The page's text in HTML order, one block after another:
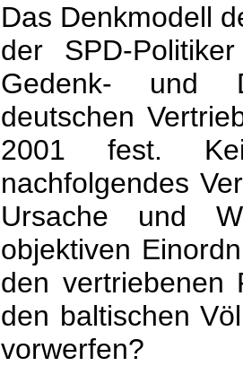
Das Denkmodell
der SPD-
Gedenk- und
deutschen
2001 fest.
nachfolgendes
Ursache und
objektiven
den vertriebenen
den baltischen
vorwerfen?